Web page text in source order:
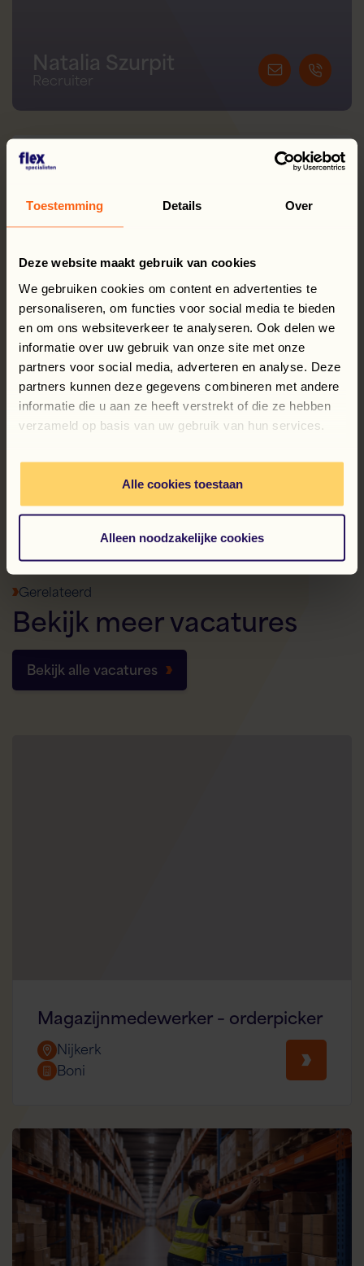
Toestemming Details Over
Deze website maakt gebruik van cookies
We gebruiken cookies om content en advertenties te
personaliseren, om functies voor social media te bieden
en om ons websiteverkeer te analyseren. Ook delen we
informatie over uw gebruik van onze site met onze
partners voor social media, adverteren en analyse. Deze
partners kunnen deze gegevens combineren met andere
informatie die u aan ze heeft verstrekt of die ze hebben
verzameld op basis van uw gebruik van hun services.
Alle cookies toestaan
Alleen noodzakelijke cookies
Natalia Szurpit
Recruiter
Recent bekeken
Oogstmedewerker fruitteelt
Flex Support
Logistiek medewerker –
voedselverpakkingen
Magazijnmedewerker – orderpicker
Terug naar overzicht
Gerelateerd
Bekijkmeervacatures
Bekijk alle vacatures
Magazijnmedewerker – orderpicker
Nijkerk
Boni